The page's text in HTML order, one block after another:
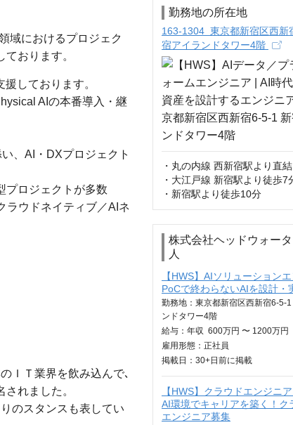
域におけるプロジェク
おります。
しております。
AIの本番導入・継
、AI・DXプロジェクト
プロジェクトが多数
ラウドネイティブ／AIネ
ＩＴ業界を飲み込んで､
れました。
のスタンスも表してい
勤務地の所在地
163-1304 東京都新宿区西新
宿アイランドタワー4階
・丸の内線 西新宿駅より直結
・大江戸線 新宿駅より徒歩7
・新宿駅より徒歩10分
株式会社ヘッドウォー
人
【HWS】AIソリューション
PoCで終わらないAIを設計・
勤務地：東京都新宿区西新宿6-5-1
ンドタワー4階
給与： 年収 600万円 〜 1200万円
雇用形態：正社員
掲載日： 30+日 前に掲載
【HWS】クラウドエンジニ
AI環境でキャリアを築く！ク
エンジニア募集